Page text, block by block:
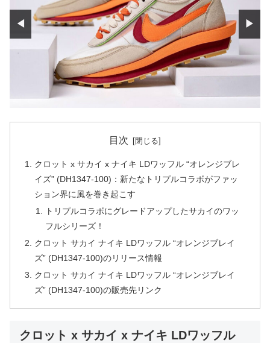
◀ ▶
目次
クロット x サカイ x ナイキ LDワッフル “オレンジブレ
イズ” (DH1347-100)：新たなトリプルコラボがファッ
ション界に風を巻き起こす
トリプルコラボにグレードアップしたサカイのワッ
フルシリーズ！
クロット サカイ ナイキ LDワッフル “オレンジブレイ
ズ” (DH1347-100)のリリース情報
クロット サカイ ナイキ LDワッフル “オレンジブレイ
ズ” (DH1347-100)の販売先リンク
クロット x サカイ x ナイキ LDワッフル